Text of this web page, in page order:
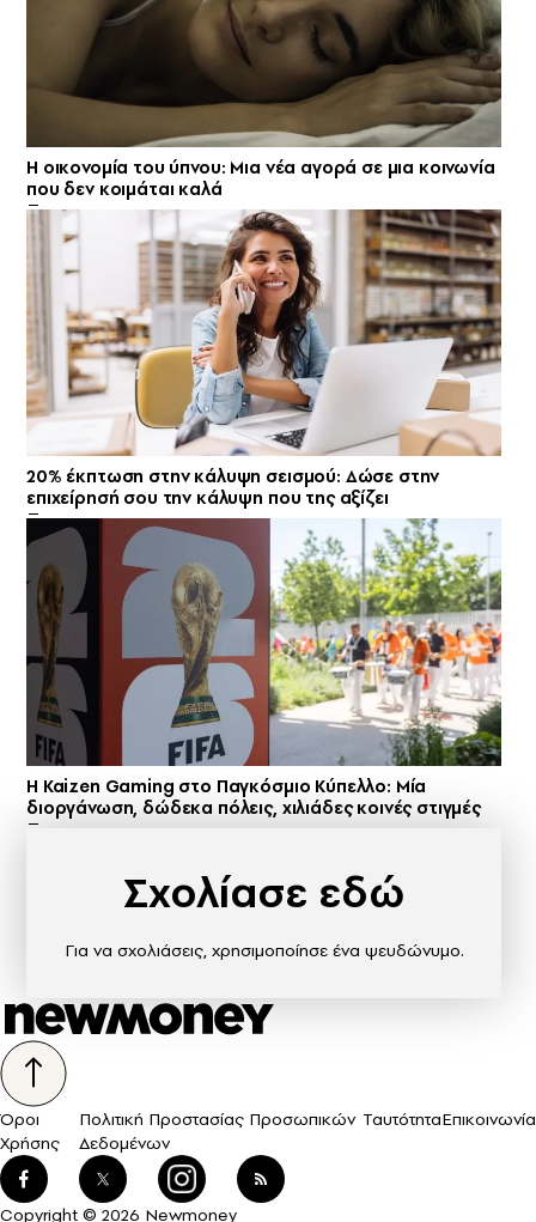
Η οικονομία του ύπνου: Μια νέα αγορά σε μια κοινωνία
που δεν κοιμάται καλά
20% έκπτωση στην κάλυψη σεισμού: Δώσε στην
επιχείρησή σου την κάλυψη που της αξίζει
H Kaizen Gaming στο Παγκόσμιο Kύπελλο: Μία
διοργάνωση, δώδεκα πόλεις, χιλιάδες κοινές στιγμές
Σχολίασε εδώ
Για να σχολιάσεις, χρησιμοποίησε ένα ψευδώνυμο.
Όροι
Χρήσης
Πολιτική Προστασίας Προσωπικών
Δεδομένων
ΤαυτότηταΕπικοινωνία
Copyright © 2026 Newmoney